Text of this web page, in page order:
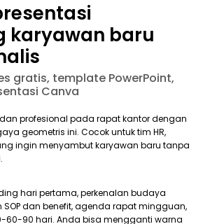
karyawan baru
gratis, template PowerPoint,
Canva
profesional pada rapat kantor dengan
geometris ini. Cocok untuk tim HR,
ingin menyambut karyawan baru tanpa
hari pertama, perkenalan budaya
dan benefit, agenda rapat mingguan,
60-90 hari. Anda bisa mengganti warna